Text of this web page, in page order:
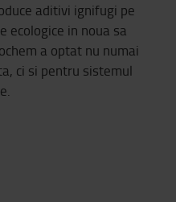
aditivi ignifugi pe
ecologice in noua sa
a optat nu numai
ci si pentru sistemul